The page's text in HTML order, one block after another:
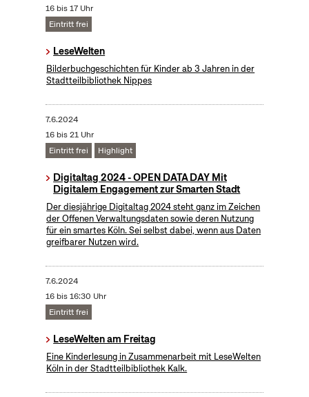
16 bis 17 Uhr
Eintritt frei
LeseWelten
Bilderbuchgeschichten für Kinder ab 3 Jahren in der
Stadtteilbibliothek Nippes
7.6.2024
16 bis 21 Uhr
Eintritt frei
Highlight
Digitaltag 2024 - OPEN DATA DAY Mit
Digitalem Engagement zur Smarten Stadt
Der diesjährige Digitaltag 2024 steht ganz im Zeichen
der Offenen Verwaltungsdaten sowie deren Nutzung
für ein smartes Köln. Sei selbst dabei, wenn aus Daten
greifbarer Nutzen wird.
7.6.2024
16 bis 16:30 Uhr
Eintritt frei
LeseWelten am Freitag
Eine Kinderlesung in Zusammenarbeit mit LeseWelten
Köln in der Stadtteilbibliothek Kalk.